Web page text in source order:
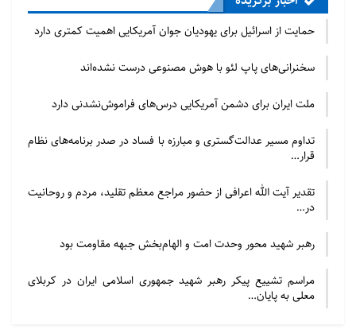
حمایت از اسرائیل برای یهودیان جوان آمریکایی اهمیت کمتری دارد
سخنرانی‌های پاپ لئو با هوش مصنوعی درست نشده‌اند
ملت ایران برای دشمن آمریکایی درس‌های فراموش‌نشدنی دارد
تداوم مسیر عدالت‌گستری و مبارزه با فساد در صدر برنامه‌های نظام
قرار…
تقدیر آیت الله اعرافی از حضور مراجع معظم تقلید، مردم و روحانیت
در…
رهبر شهید محور وحدت امت و الهام‌بخش جبهه مقاومت بود
مراسم تشییع پیکر رهبر شهید جمهوری اسلامی ایران در کربلای
معلی به پایان…